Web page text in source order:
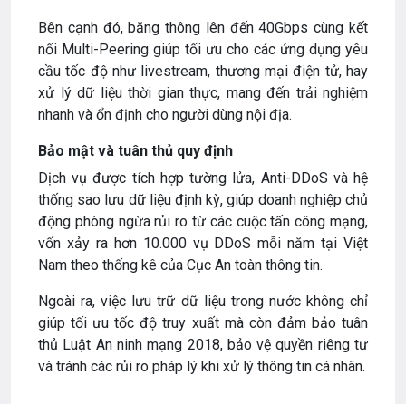
Bên cạnh đó, băng thông lên đến 40Gbps cùng kết
nối Multi-Peering giúp tối ưu cho các ứng dụng yêu
cầu tốc độ như livestream, thương mại điện tử, hay
xử lý dữ liệu thời gian thực, mang đến trải nghiệm
nhanh và ổn định cho người dùng nội địa.
Bảo mật và tuân thủ quy định
Dịch vụ được tích hợp tường lửa, Anti-DDoS và hệ
thống sao lưu dữ liệu định kỳ, giúp doanh nghiệp chủ
động phòng ngừa rủi ro từ các cuộc tấn công mạng,
vốn xảy ra hơn 10.000 vụ DDoS mỗi năm tại Việt
Nam theo thống kê của Cục An toàn thông tin.
Ngoài ra, việc lưu trữ dữ liệu trong nước không chỉ
giúp tối ưu tốc độ truy xuất mà còn đảm bảo tuân
thủ Luật An ninh mạng 2018, bảo vệ quyền riêng tư
và tránh các rủi ro pháp lý khi xử lý thông tin cá nhân.